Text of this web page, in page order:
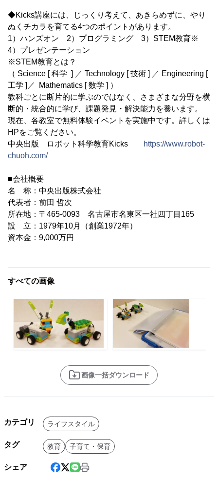
◆Kicks講座には、じっくり考えて、あきらめずに、やり
ぬくチカラを育てる4つのポイントがあります。
1）ハンズオン 2）プログラミング 3）STEM教育※
4）プレゼンテーション
※STEM教育とは？
（ Science [ 科学 ] ／ Technology [ 技術 ] ／ Engineering [
工学 ]／ Mathematics [ 数学 ] ）
教科ごとに断片的に学ぶのではなく、さまざまな分野を横
断的・統合的に学び、課題発見・解決能力を養います。
現在、各教室で無料体験イベントを実施中です。詳しくは
HPをご覧ください。
中央出版 ロボット科学教育Kicks
https://www.robot-
chuoh.com/
■会社概要
名 称：中央出版株式会社
代表者：前田 哲次
所在地：〒465-0093 名古屋市名東区一社四丁目165
設 立：1979年10月（創業1972年）
資本金：9,000万円
すべての画像
画像一括ダウンロード
カテゴリ ライフスタイル
タグ 教育 子育て・保育
シェア